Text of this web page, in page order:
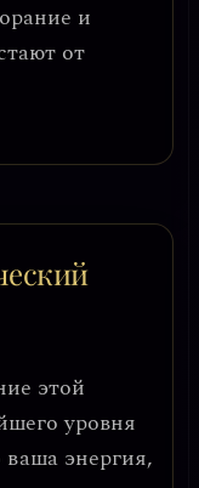
и
от
этой
уровня
энергия,